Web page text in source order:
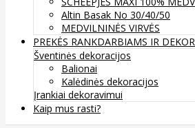
Altin Basak No 30/40/50
MEDVILNINĖS VIRVĖS
PREKĖS RANKDARBIAMS IR
Šventinės dekoracijos
Balionai
Kalėdinės dekoracijos
Įrankiai dekoravimui
Kaip mus rasti?